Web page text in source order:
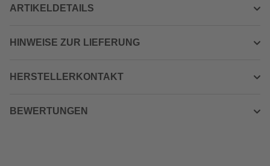
ARTIKELDETAILS
HINWEISE ZUR LIEFERUNG
HERSTELLERKONTAKT
BEWERTUNGEN